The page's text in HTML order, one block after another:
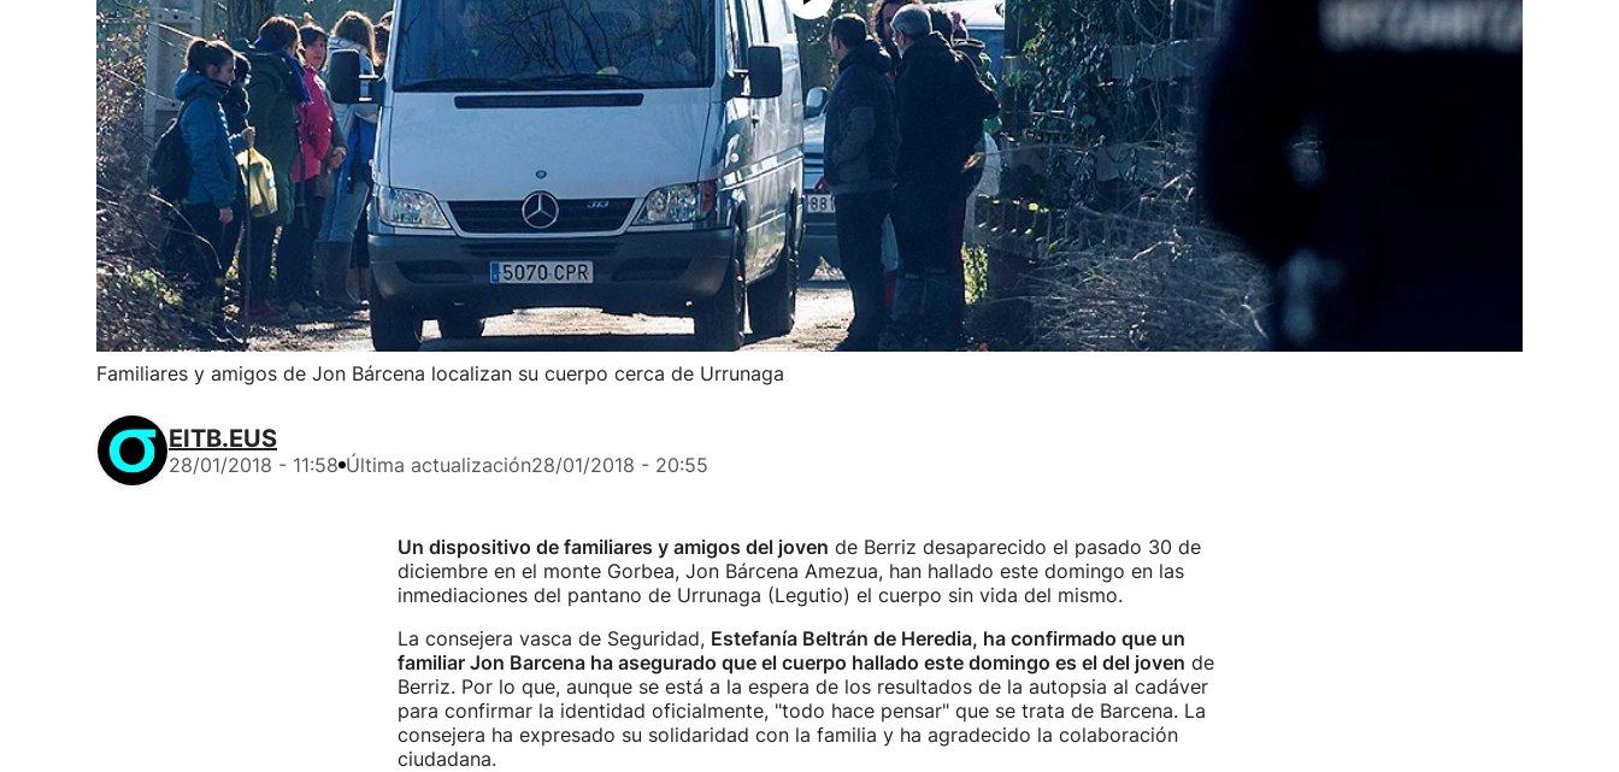
Familiares y amigos de Jon Bárcena localizan su cuerpo cerca de Urrunaga
EITB.EUS
28/01/2018 - 11:58 Última actualización28/01/2018 - 20:55
Un dispositivo de familiares y amigos del joven de Berriz desaparecido el pasado 30 de
diciembre en el monte Gorbea, Jon Bárcena Amezua, han hallado este domingo en las
inmediaciones del pantano de Urrunaga (Legutio) el cuerpo sin vida del mismo.
La consejera vasca de Seguridad, Estefanía Beltrán de Heredia, ha confirmado que un
familiar Jon Barcena ha asegurado que el cuerpo hallado este domingo es el del joven de
Berriz. Por lo que, aunque se está a la espera de los resultados de la autopsia al cadáver
para confirmar la identidad oficialmente, "todo hace pensar" que se trata de Barcena. La
consejera ha expresado su solidaridad con la familia y ha agradecido la colaboración
ciudadana.